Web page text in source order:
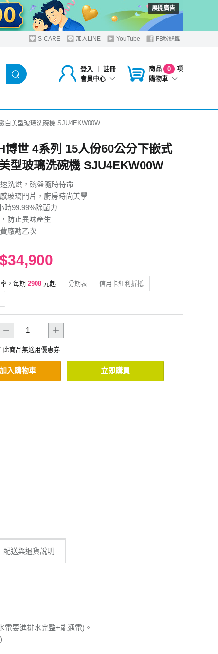
展開廣告
S-CARE 加入LINE YouTube FB粉絲團
登入 ︱
註冊
會員中心
商品 0
項
購物車
白美型玻璃洗碗機 SJU4EKW00W
博世 4系列 15人份60公分下嵌式
型玻璃洗碗機 SJU4EKW00W
洗烘，碗盤隨時待命
玻璃門片，廚房時尚美學
時99.99%除菌力
防止異味產生
廠勘乙次
$34,900
，每期 2908 元起 分期表 信用卡紅利折抵
此商品無適用優惠券
加入購物車 立即購買
配送與退貨說明
要進排水完整+能通電)。